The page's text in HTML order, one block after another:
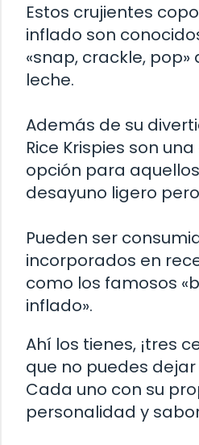
Estos crujientes
inflado son
«snap, crackle,
leche.
Además de su
Rice Krispies son
opción para
desayuno ligero
Pueden ser
incorporados en
como los famosos
inflado».
Ahí los tienes, ¡tres
que no puedes
Cada uno con su
personalidad y